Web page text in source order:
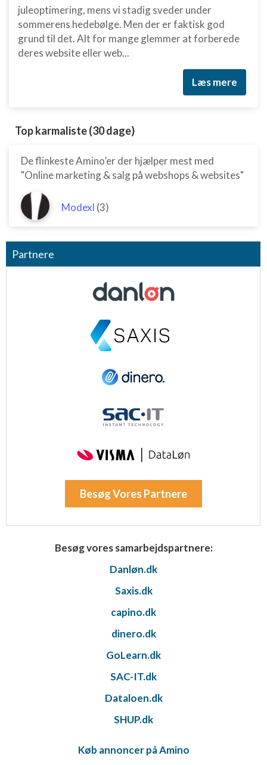
juleoptimering, mens vi stadig sveder under
sommerens hedebølge. Men der er faktisk god
grund til det. Alt for mange glemmer at forberede
deres website eller web...
Læs mere
Top karmaliste (30 dage)
De flinkeste Amino’er der hjælper mest med
"Online marketing & salg på webshops & websites"
Modexl (3)
Partnere
Besøg Vores Partnere
Besøg vores samarbejdspartnere:
Danløn.dk
Saxis.dk
capino.dk
dinero.dk
GoLearn.dk
SAC-IT.dk
Dataloen.dk
SHUP.dk
Køb annoncer på Amino